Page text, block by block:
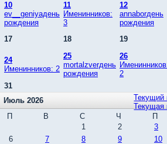
10
ev__geniyaдень
рождения
11
Именинников:
3
12
annaborдень
рождения
17
18 19
24
Именинников: 2
25
mortalzverдень
рождения
26
2
31
Текущий
Текущая
Июль 2026
П
В С Ч П
1
2 3
6
7 8 9 10